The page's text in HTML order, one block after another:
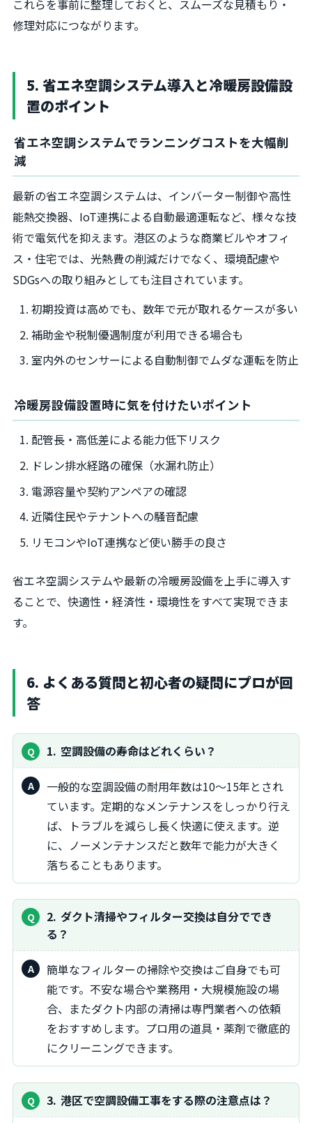
これらを事前に整理しておくと、スムーズな見積もり・
修理対応につながります。
5. 省エネ空調システム導入と冷暖房設備設
置のポイント
省エネ空調システムでランニングコストを大幅削
減
最新の省エネ空調システムは、インバーター制御や高性
能熱交換器、IoT連携による自動最適運転など、様々な技
術で電気代を抑えます。港区のような商業ビルやオフィ
ス・住宅では、光熱費の削減だけでなく、環境配慮や
SDGsへの取り組みとしても注目されています。
初期投資は高めでも、数年で元が取れるケースが多い
補助金や税制優遇制度が利用できる場合も
室内外のセンサーによる自動制御でムダな運転を防止
冷暖房設備設置時に気を付けたいポイント
配管長・高低差による能力低下リスク
ドレン排水経路の確保（水漏れ防止）
電源容量や契約アンペアの確認
近隣住民やテナントへの騒音配慮
リモコンやIoT連携など使い勝手の良さ
省エネ空調システムや最新の冷暖房設備を上手に導入す
ることで、快適性・経済性・環境性をすべて実現できま
す。
6. よくある質問と初心者の疑問にプロが回
答
1 空調設備の寿命はどれくらい？
一般的な空調設備の耐用年数は10～15年とされ
ています。定期的なメンテナンスをしっかり行え
ば、トラブルを減らし長く快適に使えます。逆
に、ノーメンテナンスだと数年で能力が大きく
落ちることもあります。
2 ダクト清掃やフィルター交換は自分ででき
る？
簡単なフィルターの掃除や交換はご自身でも可
能です。不安な場合や業務用・大規模施設の場
合、またダクト内部の清掃は専門業者への依頼
をおすすめします。プロ用の道具・薬剤で徹底的
にクリーニングできます。
3 港区で空調設備工事をする際の注意点は？